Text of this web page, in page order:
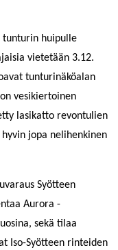
tunturin huipulle
vietetään 3.12.
tunturinäköalan
vesikiertoinen
lasikatto revontulien
jopa nelihenkinen
Syötteen
Aurora -
sekä tilaa
Iso-Syötteen rinteiden